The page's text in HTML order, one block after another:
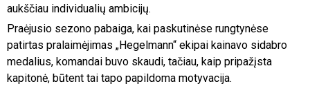
aukščiau individualių ambicijų.
Praėjusio sezono pabaiga, kai paskutinėse rungtynėse
patirtas pralaimėjimas „Hegelmann“ ekipai kainavo sidabro
medalius, komandai buvo skaudi, tačiau, kaip pripažįsta
kapitonė, būtent tai tapo papildoma motyvacija.